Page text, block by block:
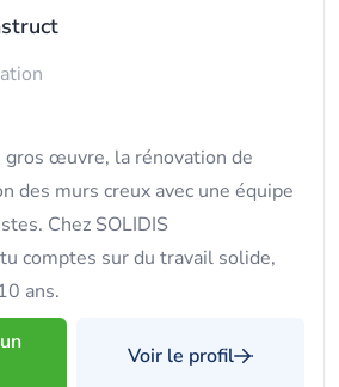
œuvre, la rénovation de
des murs creux avec une équipe
Chez SOLIDIS
comptes sur du travail solide,
ans.
Voir le profil